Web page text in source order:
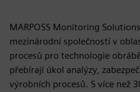
MARPOSS Monitoring
mezinárodní společností v
procesů pro technologie
přebírají úkol analýzy,
výrobních procesů. S více než